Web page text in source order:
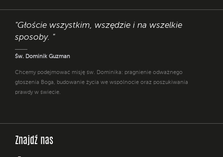
"Głoście wszystkim, wszędzie i na wszelkie
sposoby. "
Św. Dominik Guzman
Chcemy podejmować misję św. Dominika: pragnienie odważnego
głoszenia Boga, budowanie życia we wspólnocie oraz poszukiwania
prawdy w świecie.
Znajdź nas